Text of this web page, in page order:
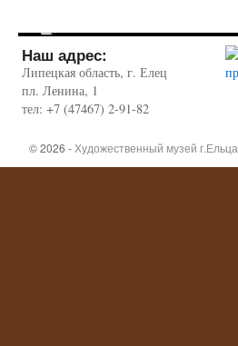
Наш адрес:
Липецкая область, г. Елец
пл. Ленина, 1
тел: +7 (47467) 2-91-82
© 2026 - Художественный музей г.Ельца